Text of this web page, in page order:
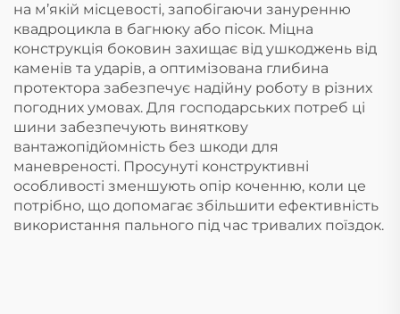
на м’якій місцевості, запобігаючи зануренню
квадроцикла в багнюку або пісок. Міцна
конструкція боковин захищає від ушкоджень від
каменів та ударів, а оптимізована глибина
протектора забезпечує надійну роботу в різних
погодних умовах. Для господарських потреб ці
шини забезпечують виняткову
вантажопідйомність без шкоди для
маневреності. Просунуті конструктивні
особливості зменшують опір коченню, коли це
потрібно, що допомагає збільшити ефективність
використання пального під час тривалих поїздок.